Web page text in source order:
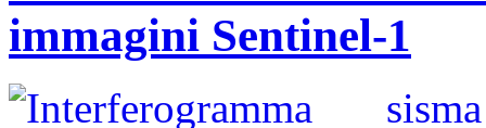
immagini Sentinel-1